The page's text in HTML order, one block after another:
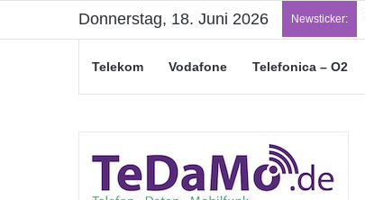
Donnerstag, 18. Juni 2026 Newsticker:
Telekom Vodafone Telefonica – O2